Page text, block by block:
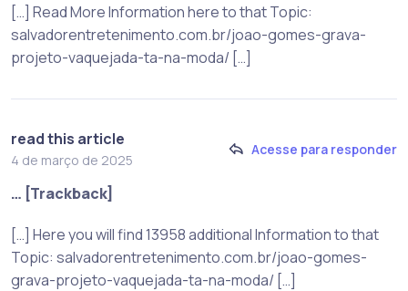
[…] Read More Information here to that Topic:
salvadorentretenimento.com.br/joao-gomes-grava-
projeto-vaquejada-ta-na-moda/ […]
read this article
4 de março de 2025
Acesse para responder
… [Trackback]
[…] Here you will find 13958 additional Information to that
Topic: salvadorentretenimento.com.br/joao-gomes-
grava-projeto-vaquejada-ta-na-moda/ […]